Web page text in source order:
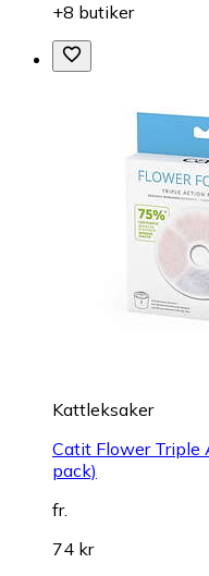
+8 butiker
Kattleksaker
Catit Flower
pack)
fr.
74 kr